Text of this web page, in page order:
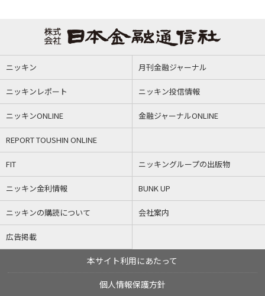
ニッキン 月刊金融ジャーナル
ニッキンレポート ニッキン投信情報
ニッキンONLINE 金融ジャーナルONLINE
REPORT TOUSHIN ONLINE
FIT ニッキングループの出版物
ニッキン金利情報 BUNK UP
ニッキンの購読について 会社案内
広告掲載
本サイト利用にあたって
個人情報保護方針